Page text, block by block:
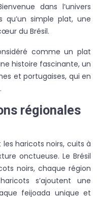
dans l’univers
qu’un simple plat, une
du Brésil.
comme un plat
histoire fascinante, un
et portugaises, qui en
régionales
haricots noirs, cuits à
onctueuse. Le Brésil
noirs, chaque région
s’ajoutent une
feijoada unique et